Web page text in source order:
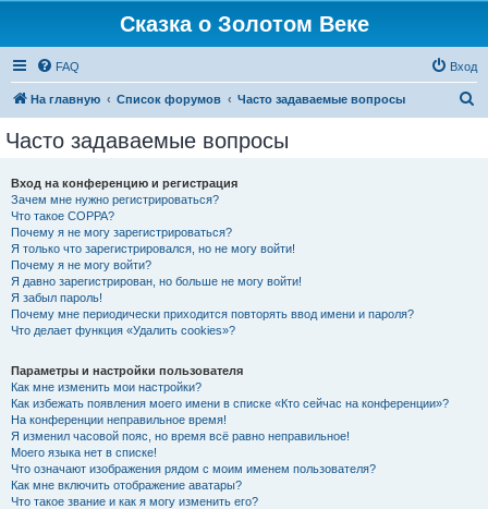
Сказка о Золотом Веке
FAQ Вход
На главную Список форумов Часто задаваемые вопросы
Часто задаваемые вопросы
Вход на конференцию и регистрация
Зачем мне нужно регистрироваться?
Что такое COPPA?
Почему я не могу зарегистрироваться?
Я только что зарегистрировался, но не могу войти!
Почему я не могу войти?
Я давно зарегистрирован, но больше не могу войти!
Я забыл пароль!
Почему мне периодически приходится повторять ввод имени и пароля?
Что делает функция «Удалить cookies»?
Параметры и настройки пользователя
Как мне изменить мои настройки?
Как избежать появления моего имени в списке «Кто сейчас на конференции»?
На конференции неправильное время!
Я изменил часовой пояс, но время всё равно неправильное!
Моего языка нет в списке!
Что означают изображения рядом с моим именем пользователя?
Как мне включить отображение аватары?
Что такое звание и как я могу изменить его?